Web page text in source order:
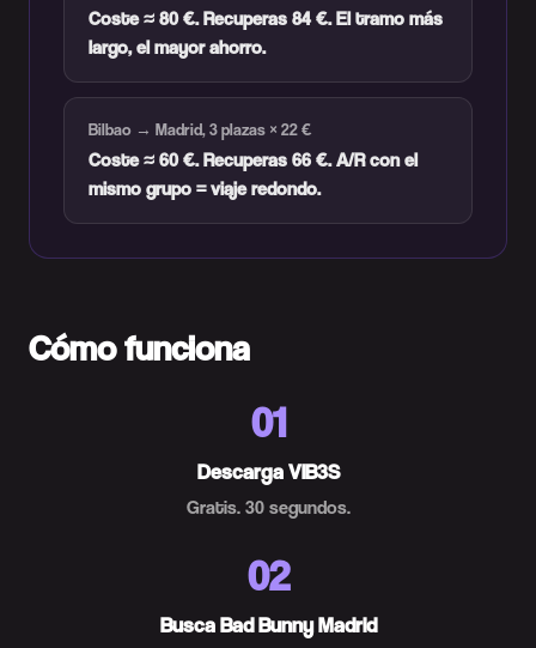
Coste ≈ 80 €. Recuperas 84 €. El tramo más
largo, el mayor ahorro.
Bilbao → Madrid, 3 plazas × 22 €
Coste ≈ 60 €. Recuperas 66 €. A/R con el
mismo grupo = viaje redondo.
Cómo funciona
01
Descarga VIB3S
Gratis. 30 segundos.
02
Busca Bad Bunny Madrid